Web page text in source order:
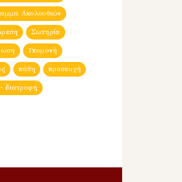
Ακολουθιών
Σωτηρία
Υπομονή
πάθη προσευχή
διατροφη